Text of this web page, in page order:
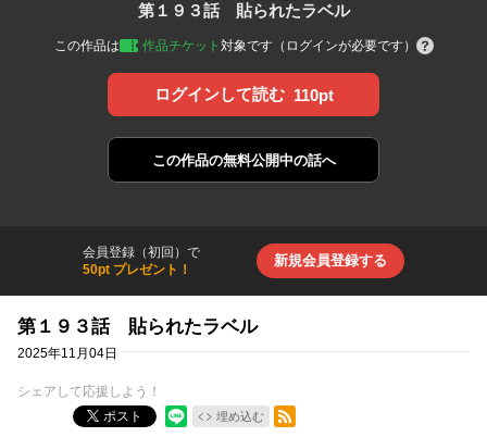
第１９３話 貼られたラベル
この作品は 作品チケット 対象です（ログインが必要です）
ログインして読む 110pt
この作品の無料公開中の話へ
会員登録（初回）で
50pt プレゼント！
新規会員登録する
第１９３話 貼られたラベル
2025年11月04日
シェアして応援しよう！
ポスト
埋め込む
RSSフィード